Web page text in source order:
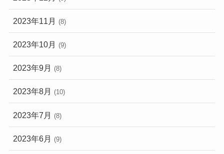
2023年11月 (8)
2023年10月 (9)
2023年9月 (8)
2023年8月 (10)
2023年7月 (8)
2023年6月 (9)